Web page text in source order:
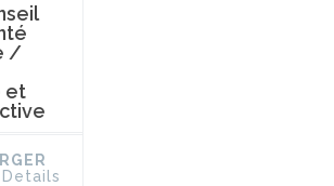
/
et
Details